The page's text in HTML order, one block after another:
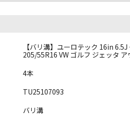
【バリ溝】ユーロテック 16in
205/55R16 VW ゴルフ ジェッタ
4本
TU25107093
バリ溝